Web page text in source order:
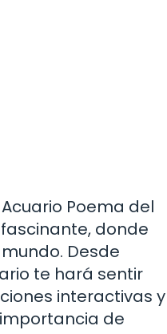
Poema del
donde
Desde
te hará sentir
interactivas y
de